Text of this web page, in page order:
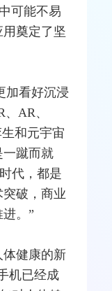
可能不易
奠定了坚
加看好沉浸
、AR、
和元宇宙
一蹴而就
代，都是
破，商业
。”
体健康的新
机已经成